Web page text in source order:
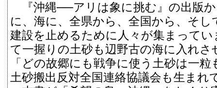
『沖縄──アリは象に挑む』の出版
に、海に、全県から、全国から、そし
建設を止めるために人々が集まって
て一握りの土砂も辺野古の海に入れ
「どの故郷にも戦争に使う土砂は一
土砂搬出反対全国連絡協議会も生まれ